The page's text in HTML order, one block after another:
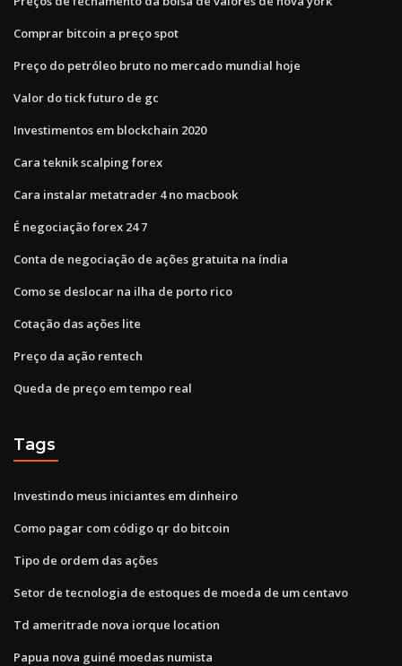
Comprar bitcoin a preço spot
Preço do petróleo bruto no mercado mundial hoje
Valor do tick futuro de gc
Investimentos em blockchain 2020
Cara teknik scalping forex
Cara instalar metatrader 4 no macbook
É negociação forex 24 7
Conta de negociação de ações gratuita na índia
Como se deslocar na ilha de porto rico
Cotação das ações lite
Preço da ação rentech
Queda de preço em tempo real
Tags
Investindo meus iniciantes em dinheiro
Como pagar com código qr do bitcoin
Tipo de ordem das ações
Setor de tecnologia de estoques de moeda de um centavo
Td ameritrade nova iorque location
Papua nova guiné moedas numista